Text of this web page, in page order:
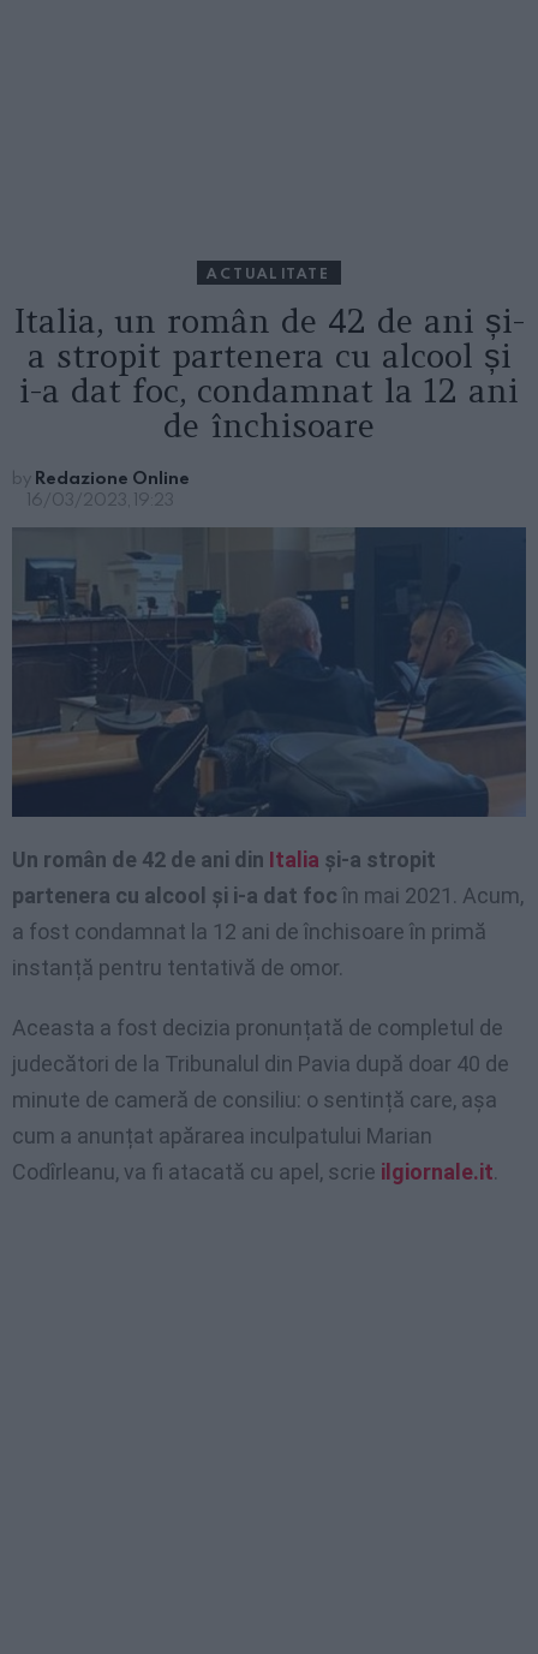
ACTUALITATE
Italia, un român de 42 de ani și-
a stropit partenera cu alcool și
i-a dat foc, condamnat la 12 ani
de închisoare
by Redazione Online
16/03/2023, 19:23
Un român de 42 de ani din Italia și-a stropit
partenera cu alcool și i-a dat foc în mai 2021. Acum,
a fost condamnat la 12 ani de închisoare în primă
instanță pentru tentativă de omor.
Aceasta a fost decizia pronunțată de completul de
judecători de la Tribunalul din Pavia după doar 40 de
minute de cameră de consiliu: o sentință care, așa
cum a anunțat apărarea inculpatului Marian
Codîrleanu, va fi atacată cu apel, scrie ilgiornale.it.